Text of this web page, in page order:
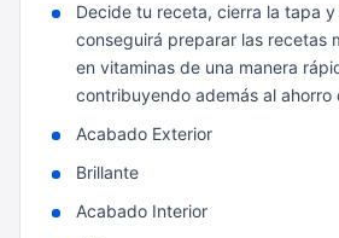
Decide tu receta, cierra la tapa y
conseguirá preparar las recetas
en vitaminas de una manera
contribuyendo además al ahorro
Acabado Exterior
Brillante
Acabado Interior